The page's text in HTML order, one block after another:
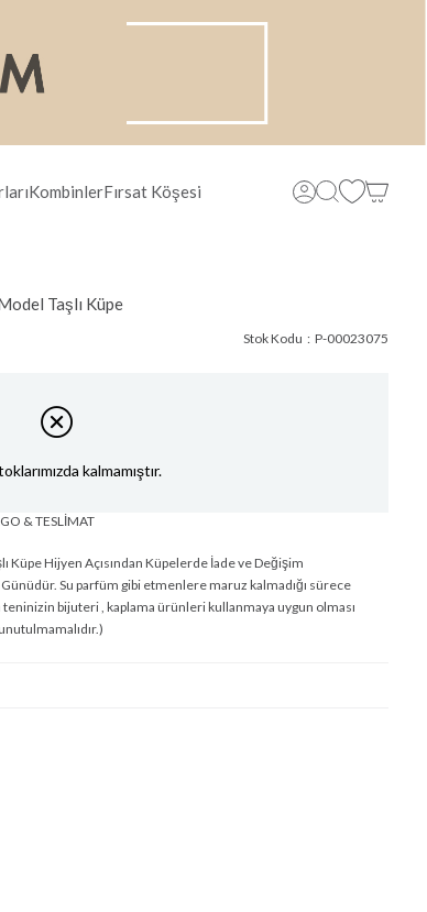
KombinlerFırsat Köşesi
Taşlı Küpe
Stok Kodu P-00023075
kalmamıştır.
& TESLİMAT
Küpe Hijyen Açısından Küpelerde İade ve Değişim
Su parfüm gibi etmenlere maruz kalmadığı sürece
bijuteri , kaplama ürünleri kullanmaya uygun olması